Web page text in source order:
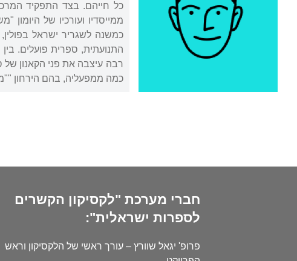
כמשנה לשגריר ישראל
התנועתית, ספרית פועלים.
רבה עיצבה את פני הקאנון של
כמה ממפעליה, בהם הירחון
חברי מערכת "לקסיקון הקשרים
לספרות ישראלית":
פרופ' יגאל שוורץ – עורך ראשי של הלקסיקון וראש